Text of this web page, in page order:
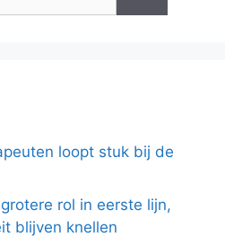
loopt stuk bij de
rol in eerste lijn,
blijven knellen